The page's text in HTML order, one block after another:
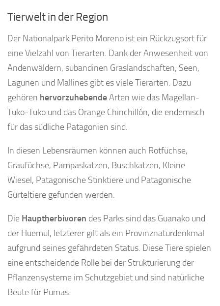
Tierwelt in der Region
Der Nationalpark Perito Moreno ist ein Rückzugsort für
eine Vielzahl von Tierarten. Dank der Anwesenheit von
Andenwäldern, subandinen Graslandschaften, Seen,
Lagunen und Mallines gibt es viele Tierarten. Dazu
gehören hervorzuhebendeArten wie das Magellan-
Tuko-Tuko und das Orange Chinchillón, die endemisch
für das südliche Patagonien sind.
In diesen Lebensräumen können auch Rotfüchse,
Graufüchse, Pampaskatzen, Buschkatzen, Kleine
Wiesel, Patagonische Stinktiere und Patagonische
Gürteltiere gefunden werden.
Die Hauptherbivoren des Parks sind das Guanako und
der Huemul, letzterer gilt als ein Provinznaturdenkmal
aufgrund seines gefährdeten Status. Diese Tiere spielen
eine entscheidende Rolle bei der Strukturierung der
Pflanzensysteme im Schutzgebiet und sind natürliche
Beute für Pumas.